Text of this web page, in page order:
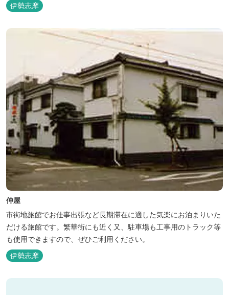
伊勢志摩
仲屋
市街地旅館でお仕事出張など長期滞在に適した気楽にお泊まりいた
だける旅館です。繁華街にも近く又、駐車場も工事用のトラック等
も使用できますので、ぜひご利用ください。
伊勢志摩